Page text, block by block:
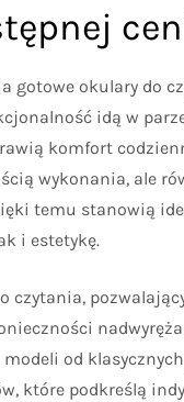
gotowe okulary do
idą w
komfort
wykonania, ale
temu stanowią
i estetykę.
czytania,
od
które podkreślą